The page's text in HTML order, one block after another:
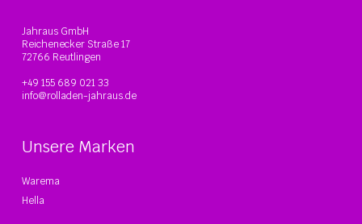
Jahraus GmbH
Reichenecker Straße 17
72766 Reutlingen
+49 155 689 021 33
info@rolladen-jahraus.de
Unsere Marken
Warema
Hella